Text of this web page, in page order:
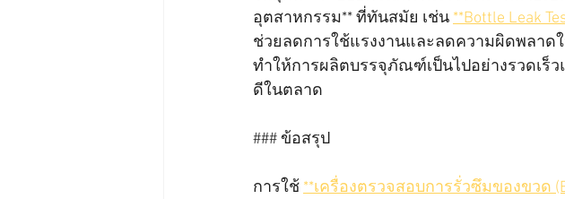
อุตสาหกรรม** ที่ทันสมัย เช่น **Bottle Leak
ช่วยลดการใช้แรงงานและลดความผิดพลาด
ทำให้การผลิตบรรจุภัณฑ์เป็นไปอย่างรวดเร็
ดีในตลาด
### ข้อสรุป
การใช้ **เครื่องตรวจสอบการรั่วซึมของขวด